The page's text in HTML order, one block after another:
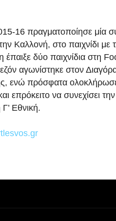
16 πραγματοποίησε μία
Καλλονή, στο παιχνίδι
έπαιξε δύο παιχνίδια στη
αγωνίστηκε στον
ενώ πρόσφατα ολοκλήρωσε
επρόκειτο να συνεχίσει
Εθνική.